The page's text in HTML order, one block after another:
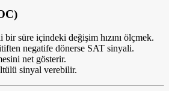
bir süre içindeki değişim hızını ölçmek.
negatife dönerse SAT sinyali.
net gösterir.
sinyal verebilir.